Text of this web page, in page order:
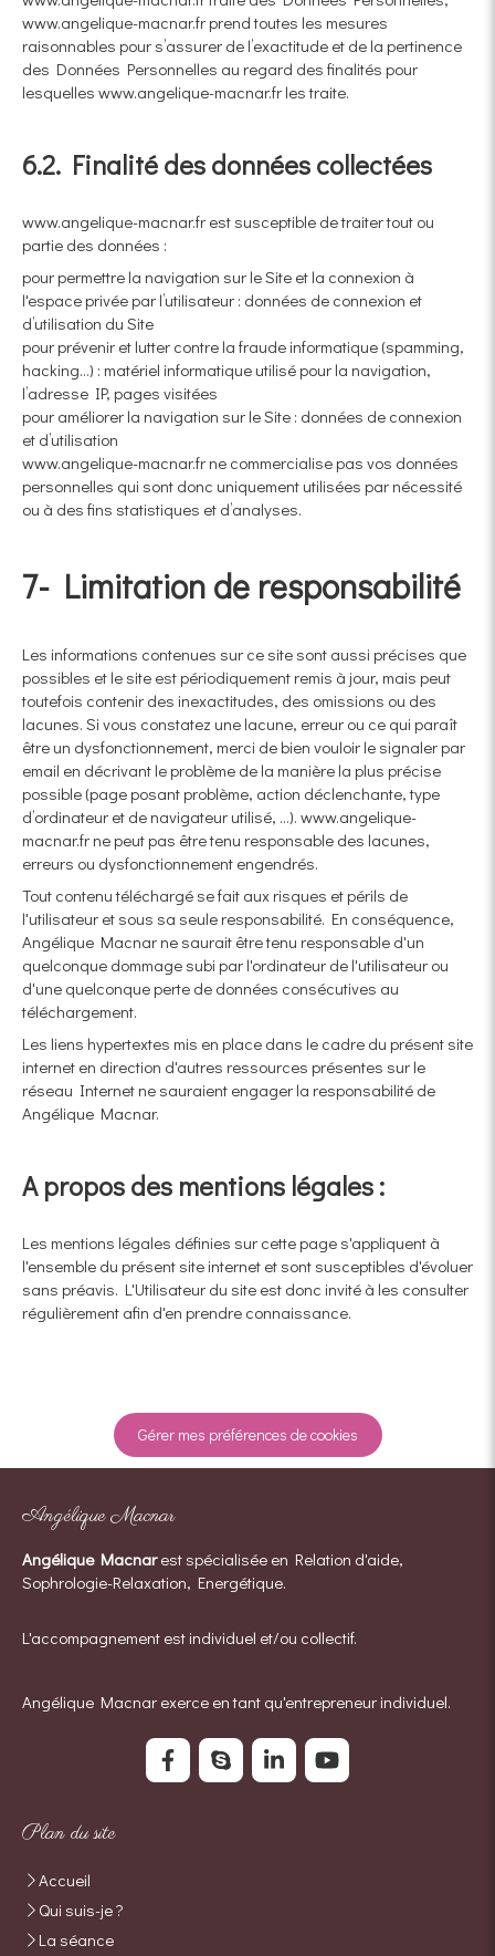
www.angelique-macnar.fr prend toutes les mesures
raisonnables pour s’assurer de l’exactitude et de la pertinence
des Données Personnelles au regard des finalités pour
lesquelles www.angelique-macnar.fr les traite.
6.2. Finalité des données collectées
www.angelique-macnar.fr est susceptible de traiter tout ou
partie des données :
pour permettre la navigation sur le Site et la connexion à
l'espace privée par l’utilisateur : données de connexion et
d’utilisation du Site
pour prévenir et lutter contre la fraude informatique (spamming,
hacking…) : matériel informatique utilisé pour la navigation,
l’adresse IP, pages visitées
pour améliorer la navigation sur le Site : données de connexion
et d’utilisation
www.angelique-macnar.fr ne commercialise pas vos données
personnelles qui sont donc uniquement utilisées par nécessité
ou à des fins statistiques et d’analyses.
7- Limitation de responsabilité
Les informations contenues sur ce site sont aussi précises que
possibles et le site est périodiquement remis à jour, mais peut
toutefois contenir des inexactitudes, des omissions ou des
lacunes. Si vous constatez une lacune, erreur ou ce qui paraît
être un dysfonctionnement, merci de bien vouloir le signaler par
email en décrivant le problème de la manière la plus précise
possible (page posant problème, action déclenchante, type
d’ordinateur et de navigateur utilisé, …). www.angelique-
macnar.fr ne peut pas être tenu responsable des lacunes,
erreurs ou dysfonctionnement engendrés.
Tout contenu téléchargé se fait aux risques et périls de
l'utilisateur et sous sa seule responsabilité. En conséquence,
Angélique Macnar ne saurait être tenu responsable d'un
quelconque dommage subi par l'ordinateur de l'utilisateur ou
d'une quelconque perte de données consécutives au
téléchargement.
Les liens hypertextes mis en place dans le cadre du présent site
internet en direction d'autres ressources présentes sur le
réseau Internet ne sauraient engager la responsabilité de
Angélique Macnar.
A propos des mentions légales :
Les mentions légales définies sur cette page s'appliquent à
l'ensemble du présent site internet et sont susceptibles d'évoluer
sans préavis. L'Utilisateur du site est donc invité à les consulter
régulièrement afin d'en prendre connaissance.
Gérer mes préférences de cookies
Angélique Macnar
Angélique Macnarest spécialisée en Relation d'aide,
Sophrologie-Relaxation, Energétique.
L'accompagnement est individuel et/ou collectif.
Angélique Macnar exerce en tant qu'entrepreneur individuel.
Plan du site
Accueil
Qui suis-je ?
La séance